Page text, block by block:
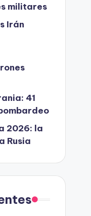
militares
Irán
41
2026: la
Rusia